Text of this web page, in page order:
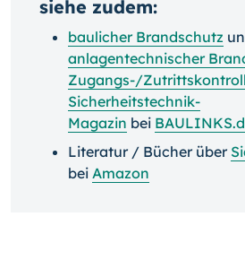
siehe zudem:
baulicher Brandschutz
anlagentechnischer
Zugangs-/
Sicherheitstechnik-
Magazin bei
Literatur / Bücher über
bei Amazon